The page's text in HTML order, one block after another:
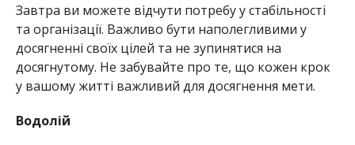
Завтра ви можете відчути потребу у стабільності
та організації. Важливо бути наполегливими у
досягненні своїх цілей та не зупинятися на
досягнутому. Не забувайте про те, що кожен крок
у вашому житті важливий для досягнення мети.
Водолій